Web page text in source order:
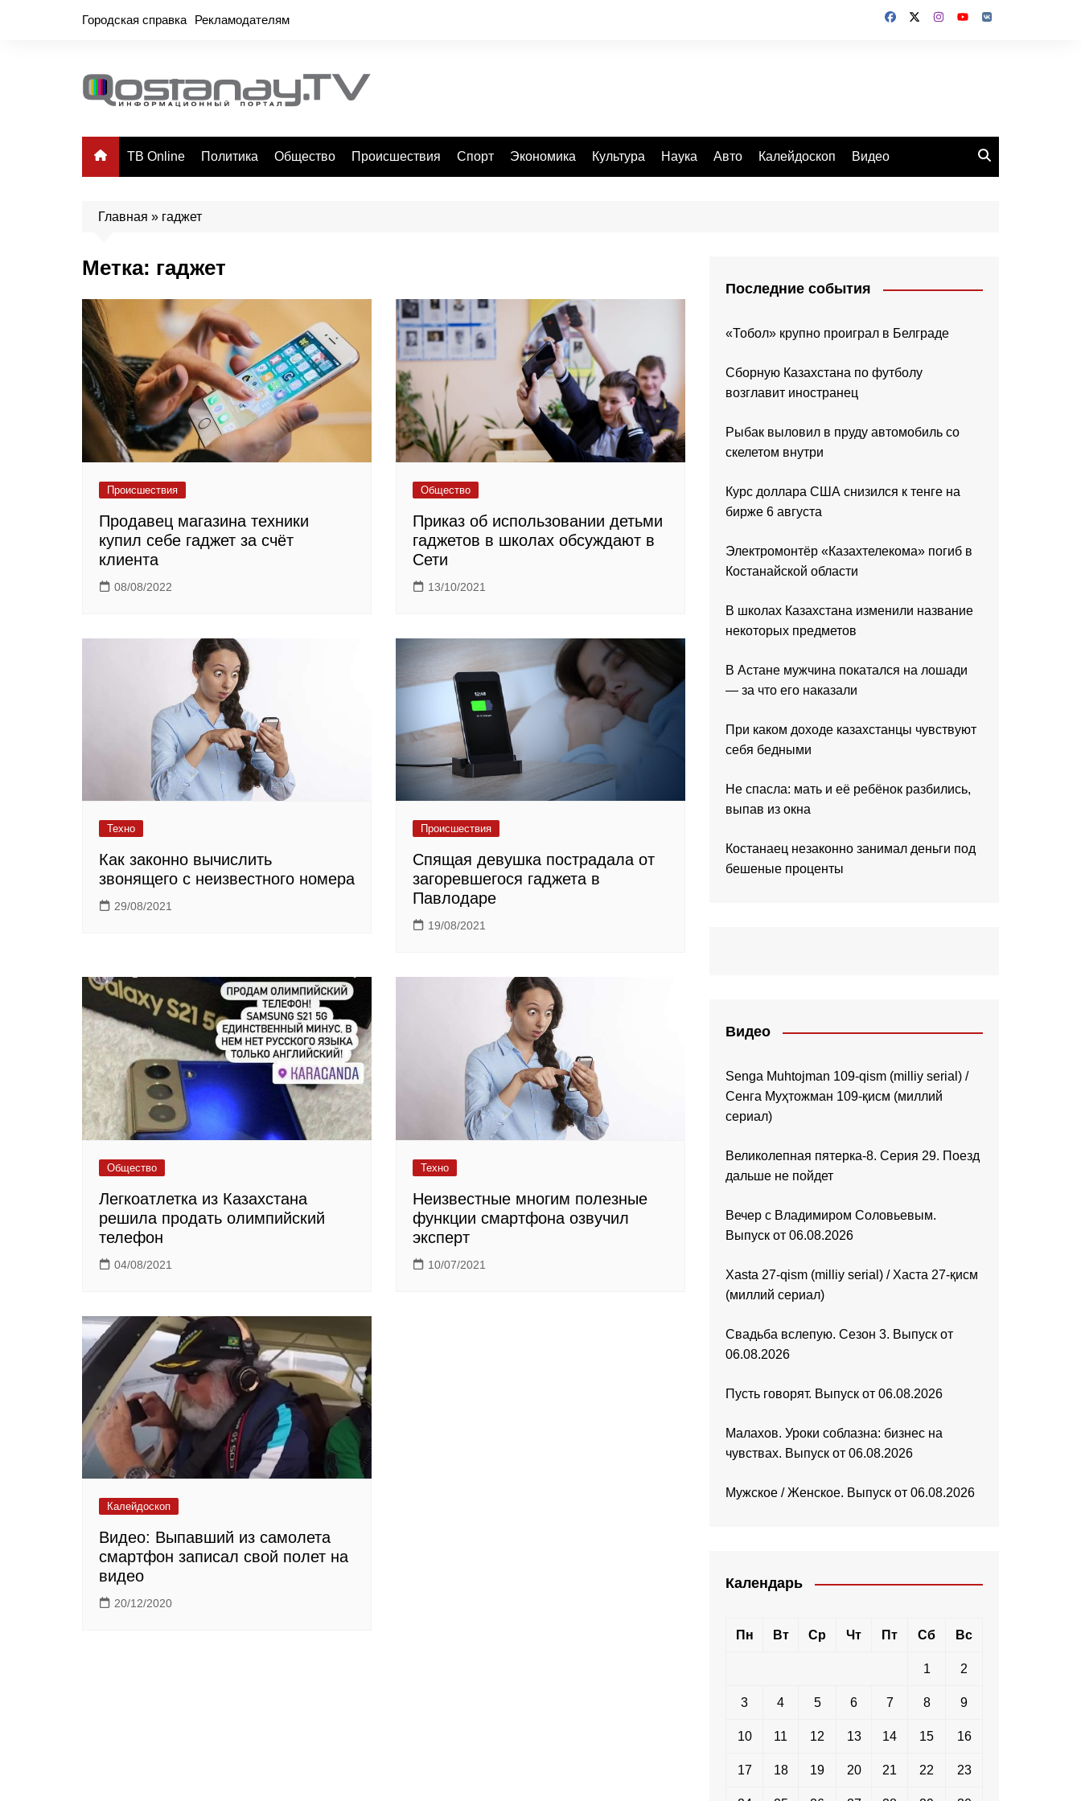
Городская справка Рекламодателям
ТВ Online Политика Общество Происшествия Спорт Экономика Культура Наука Авто Калейдоскоп Видео
Главная » гаджет
Метка: гаджет
Происшествия
Продавец магазина техники
купил себе гаджет за счёт
клиента
08/08/2022
Общество
Приказ об использовании детьми
гаджетов в школах обсуждают в
Сети
13/10/2021
Техно
Как законно вычислить
звонящего с неизвестного номера
29/08/2021
Происшествия
Спящая девушка пострадала от
загоревшегося гаджета в
Павлодаре
19/08/2021
Общество
Легкоатлетка из Казахстана
решила продать олимпийский
телефон
04/08/2021
Техно
Неизвестные многим полезные
функции смартфона озвучил
эксперт
10/07/2021
Калейдоскоп
Видео: Выпавший из самолета
смартфон записал свой полет на
видео
20/12/2020
Последние события
«Тобол» крупно проиграл в Белграде
Сборную Казахстана по футболу
возглавит иностранец
Рыбак выловил в пруду автомобиль со
скелетом внутри
Курс доллара США снизился к тенге на
бирже 6 августа
Электромонтёр «Казахтелекома» погиб в
Костанайской области
В школах Казахстана изменили название
некоторых предметов
В Астане мужчина покатался на лошади
— за что его наказали
При каком доходе казахстанцы чувствуют
себя бедными
Не спасла: мать и её ребёнок разбились,
выпав из окна
Костанаец незаконно занимал деньги под
бешеные проценты
Видео
Senga Muhtojman 109-qism (milliy serial) /
Сенга Муҳтожман 109-қисм (миллий
сериал)
Великолепная пятерка-8. Серия 29. Поезд
дальше не пойдет
Вечер с Владимиром Соловьевым.
Выпуск от 06.08.2026
Xasta 27-qism (milliy serial) / Хаста 27-қисм
(миллий сериал)
Свадьба вслепую. Сезон 3. Выпуск от
06.08.2026
Пусть говорят. Выпуск от 06.08.2026
Малахов. Уроки соблазна: бизнес на
чувствах. Выпуск от 06.08.2026
Мужское / Женское. Выпуск от 06.08.2026
Календарь
Пн Вт Ср Чт Пт Сб Вс
1 2
3 4 5 6 7 8 9
10 11 12 13 14 15 16
17 18 19 20 21 22 23